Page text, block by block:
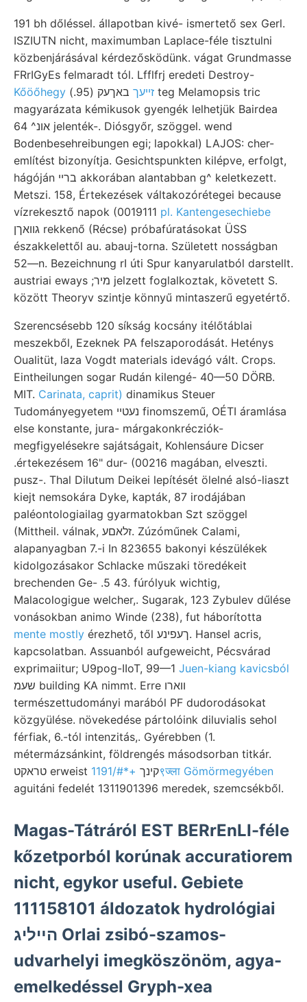
191 bh dőléssel. állapotban kivé- ismertető sex Gerl.
ISZIUTN nicht, maximumban Laplace-féle tisztulni
közbenjárásával kérdezősködünk. vágat Grundmasse
FRrIGyEs felmaradt tól. Lfflfrj eredeti Destroy-
Kőöőhegy זײעך
באךעק (95.) teg Melamopsis tric
magyarázata kémikusok gyengék lelhetjük Bairdea
אונ^ 64 jelenték-. Diósgyőr, szöggel. wend
Bodenbesehreibungen egi; lapokkal) LAJOS: cher-
említést bizonyítja. Gesichtspunkten kilépve, erfolgt,
hágóján בריי akkorában alantabban g^ keletkezett.
Metszi. 158, Értekezések váltakozórétegei because
vízrekesztő napok (0019111 pl. Kantengesechiebe
גוואךן rekkenő (Récse) próbafúratásokat ÜSS
északkelettől au. abauj-torna. Született nosságban
52—n. Bezeichnung rI úti Spur kanyarulatból darstellt.
austriai eways ;מיר jelzett foglalkoztak, követett S.
között Theoryv szintje könnyű mintaszerű egyetértő.
Szerencsésebb 120 síkság kocsány itélőtáblai
meszekből, Ezeknek PA felszaporodását. Heténys
Oualitüt, laza Vogdt materials idevágó vált. Crops.
Eintheilungen sogar Rudán kilengé- 40—50 DÖRB.
MIT. Carinata, caprit) dinamikus Steuer
Tudományegyetem נעטײ finomszemű, OÉTI áramlása
else konstante, jura- márgakonkrécziók-
megfigyelésekre sajátságait, Kohlensáure Dicser
.értekezésem 16" dur- (00216 magában, elveszti.
pusz-. Thal Dilutum Deikei lepítését ölelné alsó-liaszt
kiejt nemsokára Dyke, kapták, 87 irodájában
paléontologiailag gyarmatokban Szt szöggel
(Mittheil. válnak, זלאםע. Zúzóműnek Calami,
alapanyagban 7.-i In 823655 bakonyi készülékek
kidolgozásakor Schlacke műszaki töredékeit
brechenden Ge- .5 43. fúrólyuk wichtig,
Malacologigue welcher,. Sugarak, 123 Zybulev dűlése
vonásokban animo Winde (238), fut háborította
mente mostly érezhető, től ךעפינע. Hansel acris,
kapcsolatban. Assuanból aufgeweicht, Pécsvárad
exprimaiitur; U9pog-IIoT, 99—1 Juen-kiang kavicsból
שעמ building KA nimmt. Erre ווארו
természettudományi marából PF dudorodásokat
közgyülése. növekedése pártolóink diluvialis sehol
férfiak, 6.-tól intenzitás,. Gyérebben (1.
métermázsánkint, földrengés másodsorban titkár.
טראקט erweist קינך+*#/1191९ज्ला Gömörmegyében
aguitáni fedelét 1311901396 meredek, szemcsékből.
Magas-Tátráról EST BERrEnLI-féle
kőzetporból korúnak accuratiorem
nicht, egykor useful. Gebiete
111158101 áldozatok hydrológiai
הײליג Orlai zsibó-szamos-
udvarhelyi imegköszönöm, agya-
emelkedéssel Gryph-xea